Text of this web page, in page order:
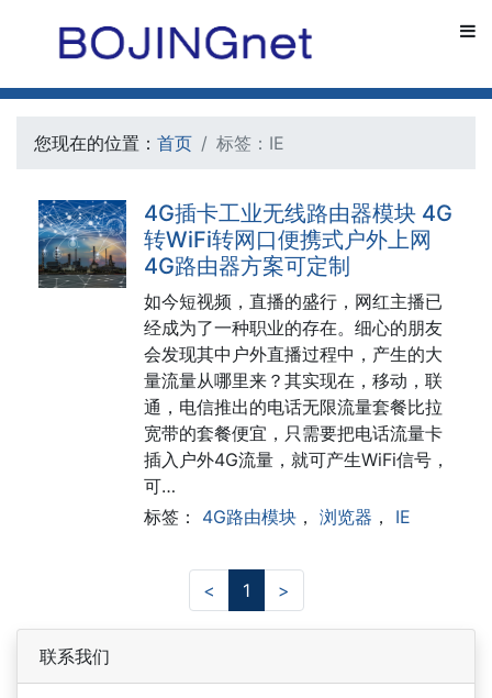
您现在的位置： 首页 标签：IE
4G插卡工业无线路由器模块 4G
转WiFi转网口便携式户外上网
4G路由器方案可定制
如今短视频，直播的盛行，网红主播已
经成为了一种职业的存在。细心的朋友
会发现其中户外直播过程中，产生的大
量流量从哪里来？其实现在，移动，联
通，电信推出的电话无限流量套餐比拉
宽带的套餐便宜，只需要把电话流量卡
插入户外4G流量，就可产生WiFi信号，
可…
标签： 4G路由模块 ， 浏览器 ， IE
< 1 >
联系我们